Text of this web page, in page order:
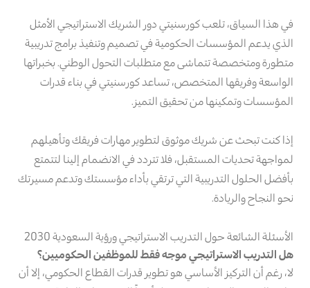
في هذا السياق، تلعب كورسنيتي دور الشريك الاستراتيجي الأمثل
الذي يدعم المؤسسات الحكومية في تصميم وتنفيذ برامج تدريبية
متطورة ومتخصصة تتماشى مع متطلبات التحول الوطني. بخبراتها
الواسعة وفريقها المتخصص، تساعد كورسنيتي في بناء قدرات
المؤسسات وتمكينها من تحقيق التميز.
إذا كنت تبحث عن شريك موثوق لتطوير مهارات فريقك وتأهيلهم
لمواجهة تحديات المستقبل، فلا تتردد في الانضمام إلينا لتتمتع
بأفضل الحلول التدريبية التي ترتقي بأداء مؤسستك وتدعم مسيرتك
نحو النجاح والريادة.
الأسئلة الشائعة حول التدريب الاستراتيجي ورؤية السعودية 2030
هل التدريب الاستراتيجي موجه فقط للموظفين الحكوميين؟
لا، رغم أن التركيز الأساسي هو تطوير قدرات القطاع الحكومي، إلا أن